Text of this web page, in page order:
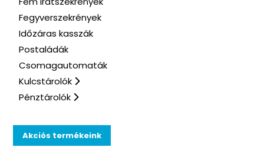
Fegyverszekrények
Időzáras kasszák
Postaládák
Csomagautomaták
Kulcstárolók
Pénztárolók
Akciós termékeink